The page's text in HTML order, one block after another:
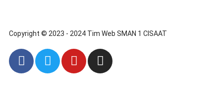
Copyright © 2023 - 2024 Tim Web SMAN 1 CISAAT